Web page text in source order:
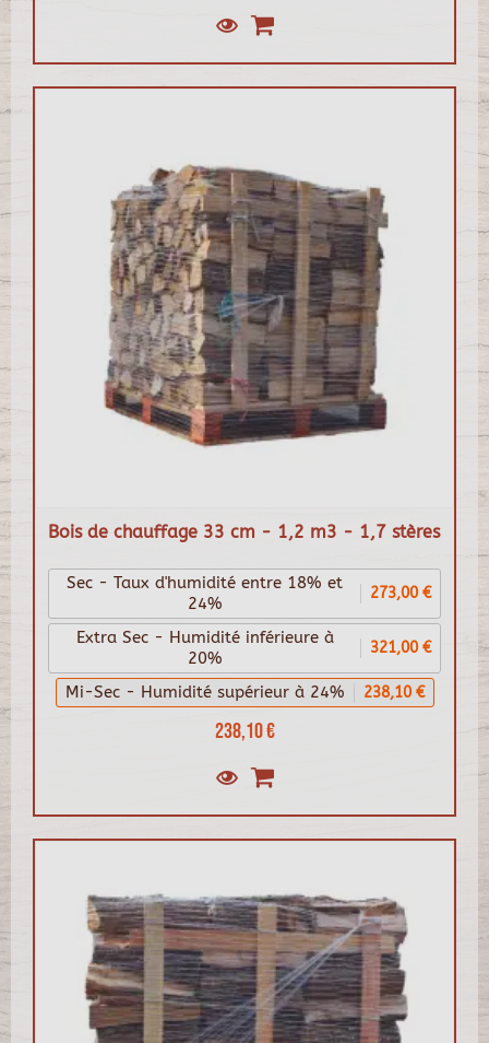
Bois de chauffage 33 cm - 1,2 m3 - 1,7 stères
238,10 €
Sec - Taux d'humidité entre 18% et
24%
273,00 €
Extra Sec - Humidité inférieure à
20%
321,00 €
Mi-Sec - Humidité supérieur à 24% 238,10 €